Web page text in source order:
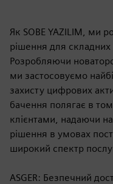
Як SOBE YAZILIM, ми
рішення для складних
Розробляючи
ми застосовуємо
захисту цифрових
бачення полягає в
клієнтами, надаючи
рішення в умовах
широкий спектр
ASGER: Безпечний